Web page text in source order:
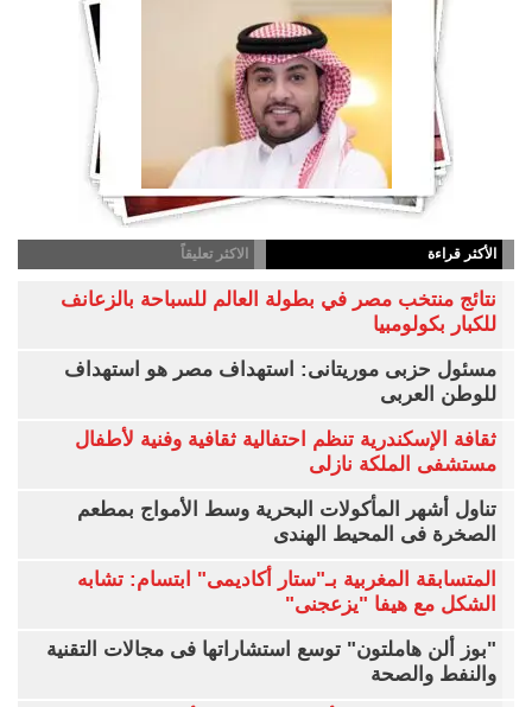
الأكثر قراءة الاكثر تعليقاً
نتائج منتخب مصر في بطولة العالم للسباحة بالزعانف
للكبار بكولومبيا
مسئول حزبى موريتانى: استهداف مصر هو استهداف
للوطن العربى
ثقافة الإسكندرية تنظم احتفالية ثقافية وفنية لأطفال
مستشفى الملكة نازلى
تناول أشهر المأكولات البحرية وسط الأمواج بمطعم
الصخرة فى المحيط الهندى
المتسابقة المغربية بـ"ستار أكاديمى" ابتسام: تشابه
الشكل مع هيفا "يزعجنى"
"بوز ألن هاملتون" توسع استشاراتها فى مجالات التقنية
والنفط والصحة